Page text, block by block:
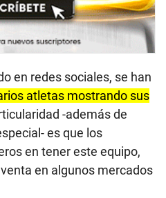
en redes sociales, se han
atletas mostrando sus
-además de
es que los
en tener este equipo,
en algunos mercados